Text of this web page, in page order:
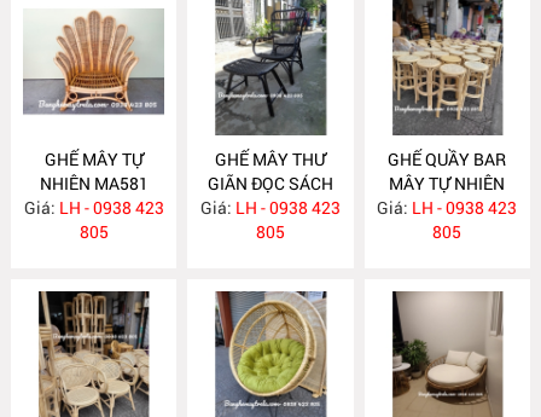
GHẾ MÂY TỰ
NHIÊN MA581
Giá: LH - 0938 423
805
GHẾ MÂY THƯ
GIÃN ĐỌC SÁCH
KÈM ĐÔN GÁC
CHÂN MA575
Giá: LH - 0938 423
805
GHẾ QUẦY BAR
MÂY TỰ NHIÊN
MA572
Giá: LH - 0938 423
805